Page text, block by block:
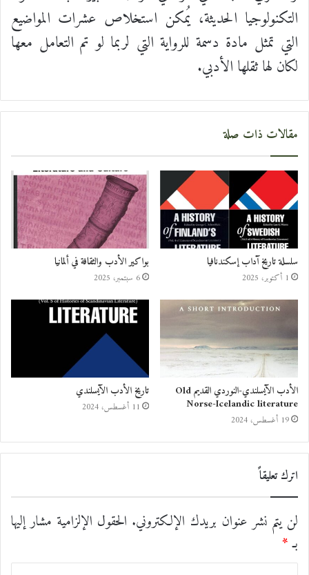
التكنولوجيا الحديثة، يُمكن استخلاص عشرات المواضيع
التي تمثل مادة دسمة للرواية التي لربما لو تم التعامل معها
لكان لها ثقلها الأدبي.
مقالات ذات صلة
سلسلة تاريخ آداب إسكندنافيا
1 أكتوبر، 2025
بواكير الأدب والثقافة في ألمانيا
6 سبتمبر، 2025
الأدب الآيسلندي-النوردي القديم Old
Norse-Icelandic literature
19 أغسطس، 2024
تاريخ الأدب الآيسلندي
11 أغسطس، 2024
اترك تعليقاً
لن يتم نشر عنوان بريدك الإلكتروني. الحقول الإلزامية مشار إليها
بـ*